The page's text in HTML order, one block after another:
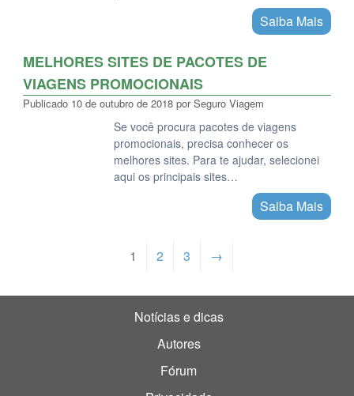
Saiba Mais
MELHORES SITES DE PACOTES DE
VIAGENS PROMOCIONAIS
Publicado 10 de outubro de 2018 por Seguro Viagem
Se você procura pacotes de viagens
promocionais, precisa conhecer os
melhores sites. Para te ajudar, selecionei
aqui os principais sites…
Saiba Mais
1 2 3 →
Notícias e dicas
Autores
Fórum